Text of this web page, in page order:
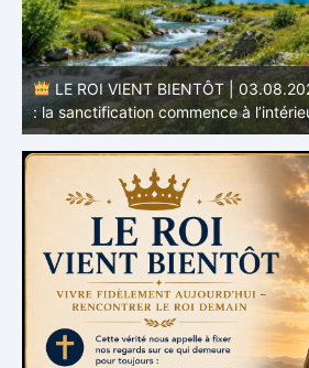
LE ROI VIENT BIENTÔT |
semblable au Christ : Une